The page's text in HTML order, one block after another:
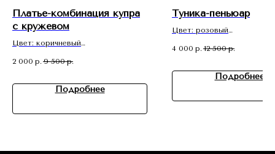
Платье-комбинация купра
с кружевом
Цвет: коричневый
Размер: М
2 000 р. 9 500 р.
Подробнее
Туника-пеньюар
Цвет: розовый
Размер: one size
4 000 р. 12 500 р.
Подробнее